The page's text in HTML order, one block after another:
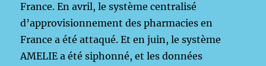
France. En avril, le système centralisé
d’approvisionnement des pharmacies en
France a été attaqué. Et en juin, le système
AMELIE a été siphonné, et les données